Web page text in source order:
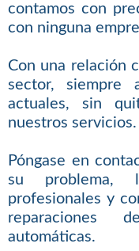
contamos con
con ninguna
Con una relación
sector, siempre
actuales, sin
nuestros servicios.
Póngase en
su problema,
profesionales y
reparaciones
automáticas.